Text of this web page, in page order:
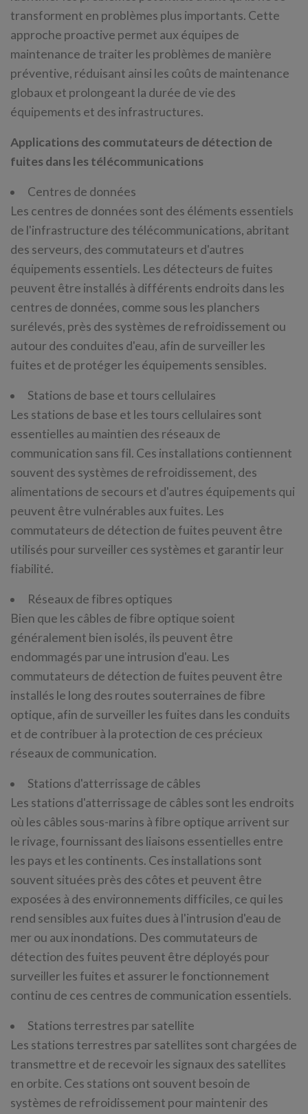
transforment en problèmes plus importants. Cette
approche proactive permet aux équipes de
maintenance de traiter les problèmes de manière
préventive, réduisant ainsi les coûts de maintenance
globaux et prolongeant la durée de vie des
équipements et des infrastructures.
Applications des commutateurs de détection de
fuites dans les télécommunications
Centres de données
Les centres de données sont des éléments essentiels
de l'infrastructure des télécommunications, abritant
des serveurs, des commutateurs et d'autres
équipements essentiels. Les détecteurs de fuites
peuvent être installés à différents endroits dans les
centres de données, comme sous les planchers
surélevés, près des systèmes de refroidissement ou
autour des conduites d'eau, afin de surveiller les
fuites et de protéger les équipements sensibles.
Stations de base et tours cellulaires
Les stations de base et les tours cellulaires sont
essentielles au maintien des réseaux de
communication sans fil. Ces installations contiennent
souvent des systèmes de refroidissement, des
alimentations de secours et d'autres équipements qui
peuvent être vulnérables aux fuites. Les
commutateurs de détection de fuites peuvent être
utilisés pour surveiller ces systèmes et garantir leur
fiabilité.
Réseaux de fibres optiques
Bien que les câbles de fibre optique soient
généralement bien isolés, ils peuvent être
endommagés par une intrusion d'eau. Les
commutateurs de détection de fuites peuvent être
installés le long des routes souterraines de fibre
optique, afin de surveiller les fuites dans les conduits
et de contribuer à la protection de ces précieux
réseaux de communication.
Stations d'atterrissage de câbles
Les stations d'atterrissage de câbles sont les endroits
où les câbles sous-marins à fibre optique arrivent sur
le rivage, fournissant des liaisons essentielles entre
les pays et les continents. Ces installations sont
souvent situées près des côtes et peuvent être
exposées à des environnements difficiles, ce qui les
rend sensibles aux fuites dues à l'intrusion d'eau de
mer ou aux inondations. Des commutateurs de
détection des fuites peuvent être déployés pour
surveiller les fuites et assurer le fonctionnement
continu de ces centres de communication essentiels.
Stations terrestres par satellite
Les stations terrestres par satellites sont chargées de
transmettre et de recevoir les signaux des satellites
en orbite. Ces stations ont souvent besoin de
systèmes de refroidissement pour maintenir des